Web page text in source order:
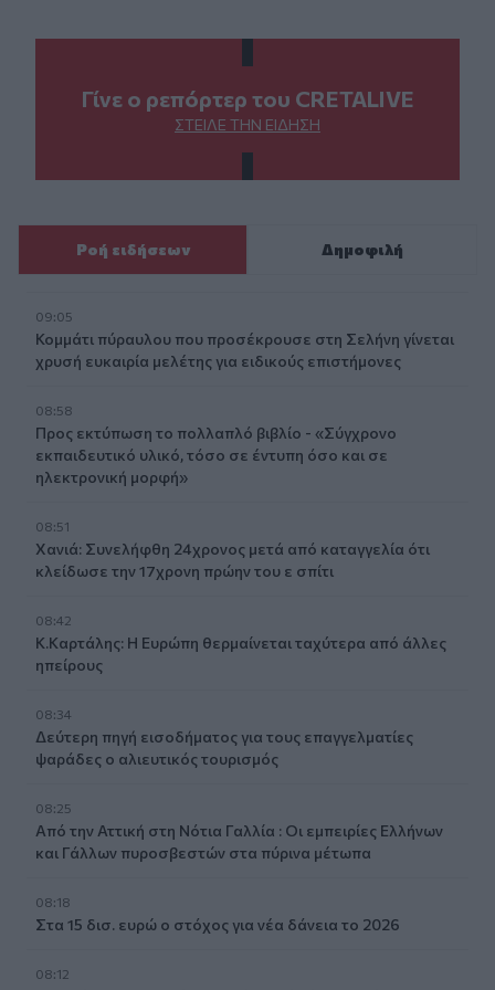
Γίνε ο ρεπόρτερ του CRETALIVE
ΣΤΕΊΛΕ ΤΗΝ ΕΊΔΗΣΗ
Ροή ειδήσεων Δημοφιλή
09:05
Κομμάτι πύραυλου που προσέκρουσε στη Σελήνη γίνεται
χρυσή ευκαιρία μελέτης για ειδικούς επιστήμονες
08:58
Προς εκτύπωση το πολλαπλό βιβλίο - «Σύγχρονο
εκπαιδευτικό υλικό, τόσο σε έντυπη όσο και σε
ηλεκτρονική μορφή»
08:51
Χανιά: Συνελήφθη 24χρονος μετά από καταγγελία ότι
κλείδωσε την 17χρονη πρώην του ε σπίτι
08:42
Κ.Καρτάλης: Η Ευρώπη θερμαίνεται ταχύτερα από άλλες
ηπείρους
08:34
Δεύτερη πηγή εισοδήματος για τους επαγγελματίες
ψαράδες ο αλιευτικός τουρισμός
08:25
Από την Αττική στη Νότια Γαλλία : Οι εμπειρίες Ελλήνων
και Γάλλων πυροσβεστών στα πύρινα μέτωπα
08:18
Στα 15 δισ. ευρώ ο στόχος για νέα δάνεια το 2026
08:12